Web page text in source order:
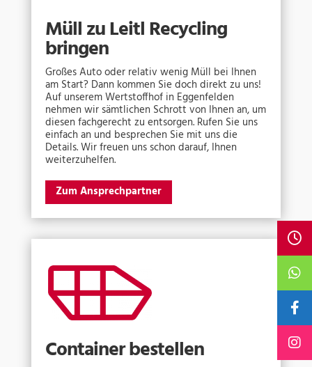
Müll zu Leitl Recycling
bringen
Großes Auto oder relativ wenig Müll bei Ihnen
am Start? Dann kommen Sie doch direkt zu uns!
Auf unserem Wertstoffhof in Eggenfelden
nehmen wir sämtlichen Schrott von Ihnen an, um
diesen fachgerecht zu entsorgen. Rufen Sie uns
einfach an und besprechen Sie mit uns die
Details. Wir freuen uns schon darauf, Ihnen
weiterzuhelfen.
Zum Ansprechpartner
Container bestellen